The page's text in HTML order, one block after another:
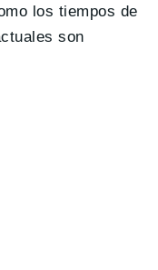
los tiempos de
son